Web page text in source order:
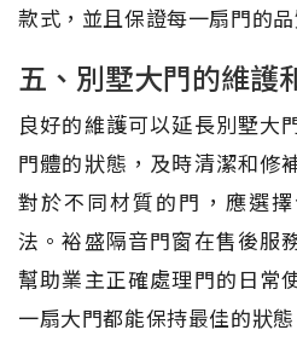
款式，並且保證每一扇門的
五、別墅大門的維護
良好的維護可以延長別墅大
門體的狀態，及時清潔和修
對於不同材質的門，應選
法。裕盛隔音門窗在售後服
幫助業主正確處理門的日常
一扇大門都能保持最佳的狀態